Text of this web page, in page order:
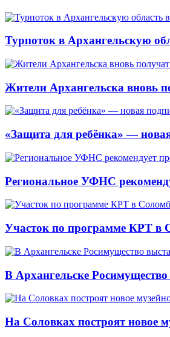
Турпоток в Архангельскую
Жители Архангельска вновь
«Защита для ребёнка» —
Региональное УФНС
Участок по программе КРТ в
В Архангельске
На Соловках построят новое